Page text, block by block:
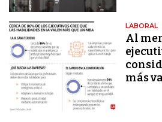
LABORAL
Al
más